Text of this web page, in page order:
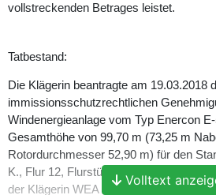
vollstreckenden Betrages leistet.
Tatbestand:
Die Klägerin beantragte am 19.03.2018
immissionsschutzrechtlichen
Windenergieanlage vom Typ Enercon
Gesamthöhe von 99,70 m (73,25 m
Rotordurchmesser 52,90 m) für den
K., Flur 12, Flurstücke 49, 50 und 51
der Klägerin WEA 1, nach der
Volltext